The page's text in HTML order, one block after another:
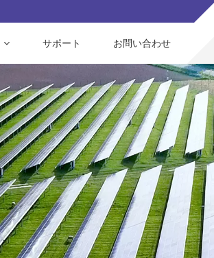
サポート お問い合わせ